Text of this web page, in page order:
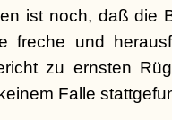
ist noch, daß die
freche und
zu ernsten
Falle